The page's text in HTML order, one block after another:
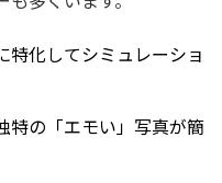
特化してシミュレーショ
特の「エモい」写真が簡